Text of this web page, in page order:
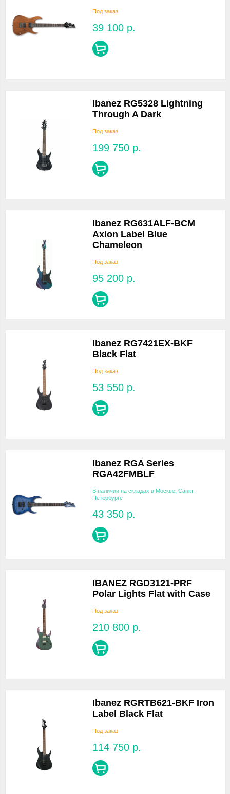
Под заказ
39 100 р.
Ibanez RG5328 Lightning
Through A Dark
Под заказ
199 750 р.
Ibanez RG631ALF-BCM
Axion Label Blue
Chameleon
Под заказ
95 200 р.
Ibanez RG7421EX-BKF
Black Flat
Под заказ
53 550 р.
Ibanez RGA Series
RGA42FMBLF
В наличии на складах в Москве, Санкт-
Петербурге
43 350 р.
IBANEZ RGD3121-PRF
Polar Lights Flat with Case
Под заказ
210 800 р.
Ibanez RGRTB621-BKF Iron
Label Black Flat
Под заказ
114 750 р.